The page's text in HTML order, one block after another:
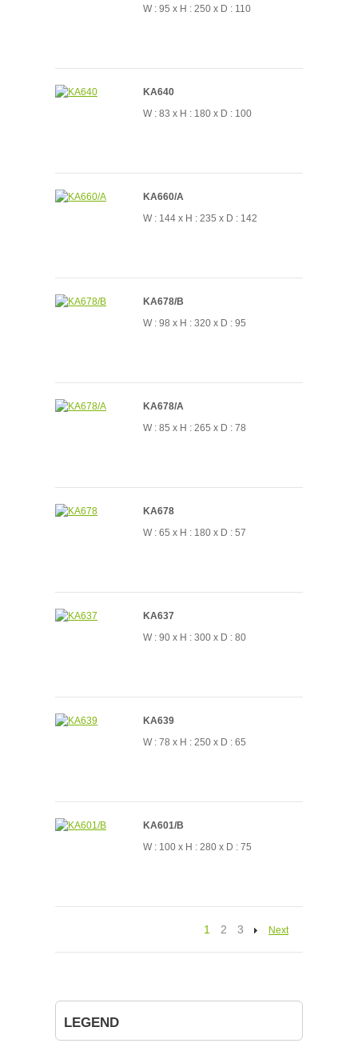
W : 95 x H : 250 x D : 110
KA640
W : 83 x H : 180 x D : 100
KA660/A
W : 144 x H : 235 x D : 142
KA678/B
W : 98 x H : 320 x D : 95
KA678/A
W : 85 x H : 265 x D : 78
KA678
W : 65 x H : 180 x D : 57
KA637
W : 90 x H : 300 x D : 80
KA639
W : 78 x H : 250 x D : 65
KA601/B
W : 100 x H : 280 x D : 75
1 2 3 Next
LEGEND